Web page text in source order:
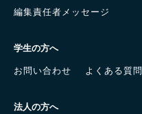
編集責任者メッセージ
学生の方へ
お問い合わせ
よくある質問
法人の方へ